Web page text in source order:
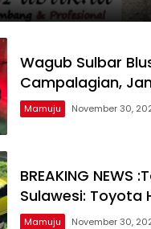
Wagub Sulbar
Campalagian,
Mamuju November 30,
BREAKING
Sulawesi: Toyota
Mamuju November 30,